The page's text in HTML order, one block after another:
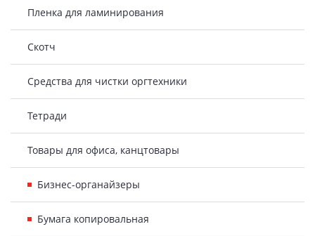
Пленка для ламинирования
Скотч
Средства для чистки оргтехники
Тетради
Товары для офиса, канцтовары
Бизнес-органайзеры
Бумага копировальная